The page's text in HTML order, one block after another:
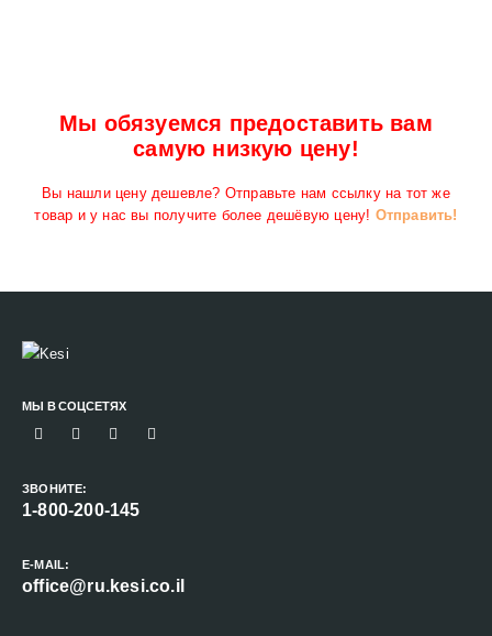
Мы обязуемся предоставить вам
самую низкую цену!
Вы нашли цену дешевле? Отправьте нам ссылку на тот же
товар и у нас вы получите более дешёвую цену! Отправить!
МЫ В СОЦСЕТЯХ
ЗВОНИТЕ:
1-800-200-145
E-MAIL:
office@ru.kesi.co.il